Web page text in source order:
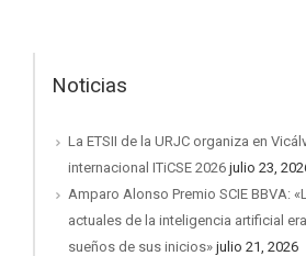
Noticias
La ETSII de la URJC organiza en
internacional ITiCSE 2026 julio 23,
Amparo Alonso Premio SCIE BBVA:
actuales de la inteligencia artificial
sueños de sus inicios» julio 21, 2026